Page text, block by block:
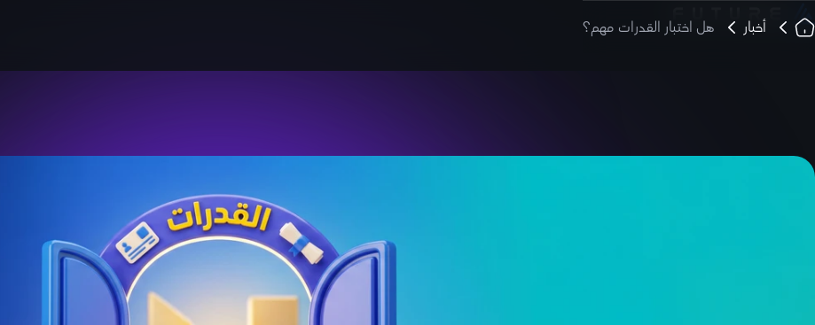
أخبار هل اختبار القدرات مهم؟